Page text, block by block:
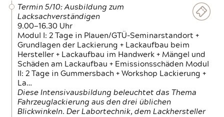
Termin 5/10: Ausbildung zum
Lacksachverständigen
9.00—16.30 Uhr
Modul I: 2 Tage in Plauen/GTÜ-Seminarstandort +
Grundlagen der Lackierung + Lackaufbau beim
Hersteller + Lackaufbau im Handwerk + Mängel und
Schäden am Lackaufbau + Emissionsschäden Modul
II: 2 Tage in Gummersbach + Workshop Lackierung +
La…
Diese Intensivausbildung beleuchtet das Thema
Fahrzeuglackierung aus den drei üblichen
Blickwinkeln. Der Labortechnik, dem Lackhersteller